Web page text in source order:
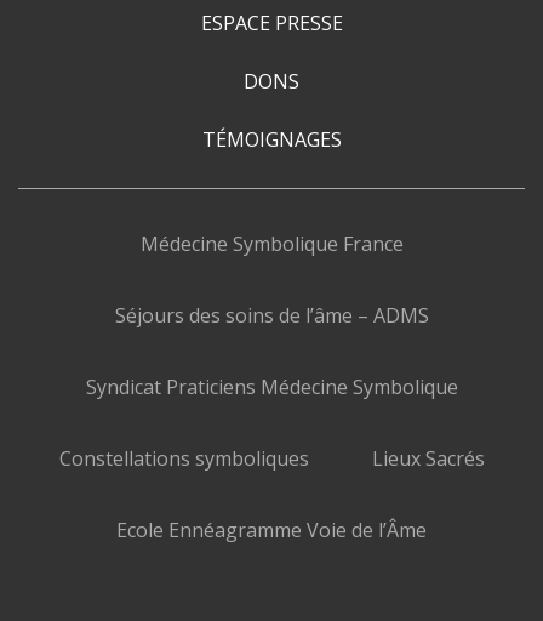
ESPACE PRESSE
DONS
TÉMOIGNAGES
Médecine Symbolique France
Séjours des soins de l’âme – ADMS
Syndicat Praticiens Médecine Symbolique
Constellations symboliques Lieux Sacrés
Ecole Ennéagramme Voie de l’Âme